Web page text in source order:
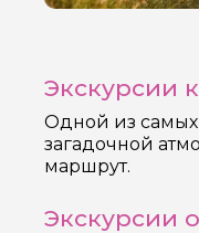
Экскурсии
Одной из самых
загадочной
маршрут.
Экскурсии